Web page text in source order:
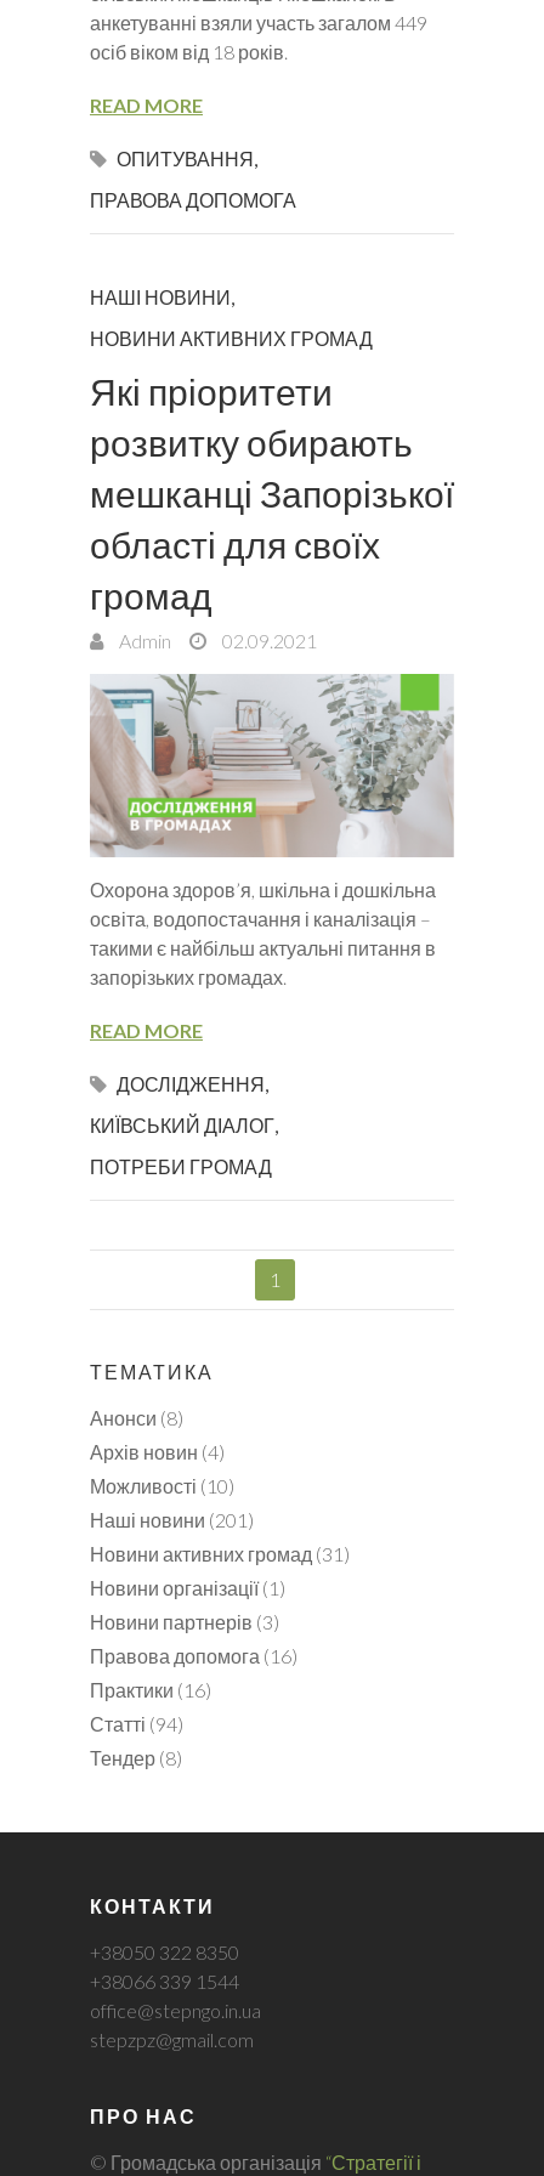
анкетуванні взяли участь загалом 449
осіб віком від 18 років.
READ MORE
ОПИТУВАННЯ,
ПРАВОВА ДОПОМОГА
НАШІ НОВИНИ,
НОВИНИ АКТИВНИХ ГРОМАД
Які пріоритети
розвитку обирають
мешканці Запорізької
області для своїх
громад
Admin 02.09.2021
Охорона здоров’я, шкільна і дошкільна
освіта, водопостачання і каналізація –
такими є найбільш актуальні питання в
запорізьких громадах.
READ MORE
ДОСЛІДЖЕННЯ,
КИЇВСЬКИЙ ДІАЛОГ,
ПОТРЕБИ ГРОМАД
1
ТЕМАТИКА
Анонси (8)
Архів новин (4)
Можливості (10)
Наші новини (201)
Новини активних громад (31)
Новини організації(1)
Новини партнерів (3)
Правова допомога (16)
Практики (16)
Статті (94)
Тендер (8)
КОНТАКТИ
+38050 322 8350
+38066 339 1544
office@stepngo.in.ua
stepzpz@gmail.com
ПРО НАС
© Громадська організація “Стратегії і